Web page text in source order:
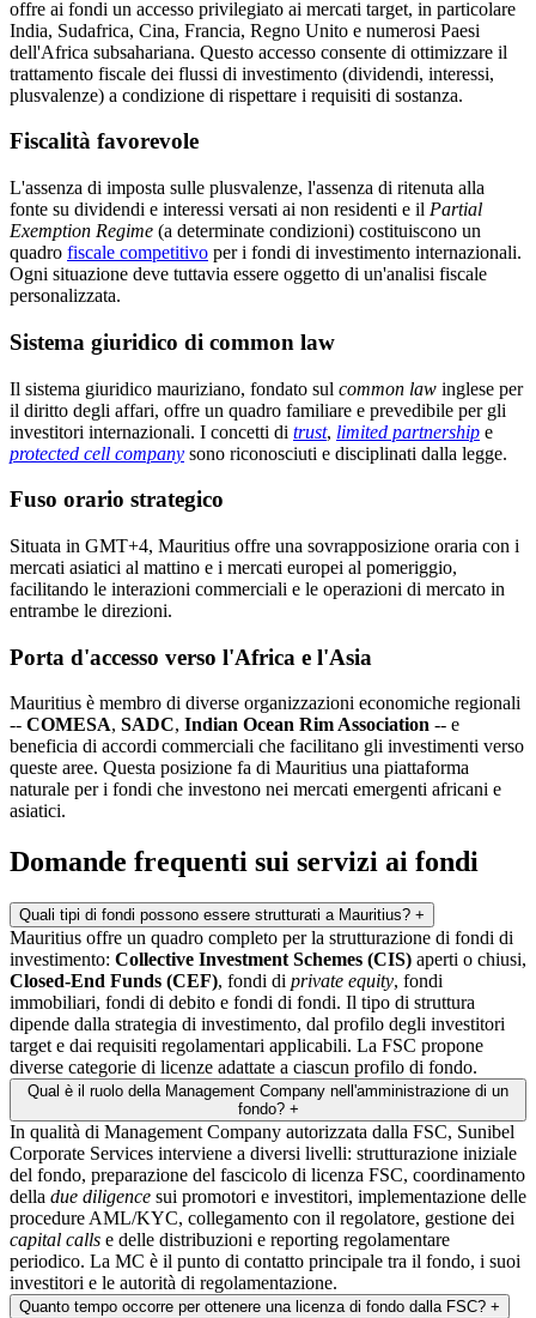
offre ai fondi un accesso privilegiato ai mercati target, in particolare
India, Sudafrica, Cina, Francia, Regno Unito e numerosi Paesi
dell'Africa subsahariana. Questo accesso consente di ottimizzare il
trattamento fiscale dei flussi di investimento (dividendi, interessi,
plusvalenze) a condizione di rispettare i requisiti di sostanza.
Fiscalità favorevole
L'assenza di imposta sulle plusvalenze, l'assenza di ritenuta alla
fonte su dividendi e interessi versati ai non residenti e il Partial
Exemption Regime (a determinate condizioni) costituiscono un
quadro fiscale competitivo per i fondi di investimento internazionali.
Ogni situazione deve tuttavia essere oggetto di un'analisi fiscale
personalizzata.
Sistema giuridico di common law
Il sistema giuridico mauriziano, fondato sul common law inglese per
il diritto degli affari, offre un quadro familiare e prevedibile per gli
investitori internazionali. I concetti di trust, limited partnership e
protected cell company sono riconosciuti e disciplinati dalla legge.
Fuso orario strategico
Situata in GMT+4, Mauritius offre una sovrapposizione oraria con i
mercati asiatici al mattino e i mercati europei al pomeriggio,
facilitando le interazioni commerciali e le operazioni di mercato in
entrambe le direzioni.
Porta d'accesso verso l'Africa e l'Asia
Mauritius è membro di diverse organizzazioni economiche regionali
-- COMESA, SADC, Indian Ocean Rim Association -- e
beneficia di accordi commerciali che facilitano gli investimenti verso
queste aree. Questa posizione fa di Mauritius una piattaforma
naturale per i fondi che investono nei mercati emergenti africani e
asiatici.
Domande frequenti sui servizi ai fondi
Quali tipi di fondi possono essere strutturati a Mauritius? +
Mauritius offre un quadro completo per la strutturazione di fondi di
investimento: Collective Investment Schemes (CIS) aperti o chiusi,
Closed-End Funds (CEF), fondi di private equity, fondi
immobiliari, fondi di debito e fondi di fondi. Il tipo di struttura
dipende dalla strategia di investimento, dal profilo degli investitori
target e dai requisiti regolamentari applicabili. La FSC propone
diverse categorie di licenze adattate a ciascun profilo di fondo.
Qual è il ruolo della Management Company nell'amministrazione di un
fondo? +
In qualità di Management Company autorizzata dalla FSC, Sunibel
Corporate Services interviene a diversi livelli: strutturazione iniziale
del fondo, preparazione del fascicolo di licenza FSC, coordinamento
della due diligence sui promotori e investitori, implementazione delle
procedure AML/KYC, collegamento con il regolatore, gestione dei
capital calls e delle distribuzioni e reporting regolamentare
periodico. La MC è il punto di contatto principale tra il fondo, i suoi
investitori e le autorità di regolamentazione.
Quanto tempo occorre per ottenere una licenza di fondo dalla FSC? +